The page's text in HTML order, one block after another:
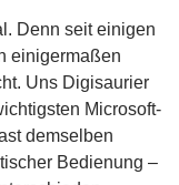
Denn seit einigen
einigermaßen
Uns Digisaurier
Microsoft-
demselben
Bedienung –